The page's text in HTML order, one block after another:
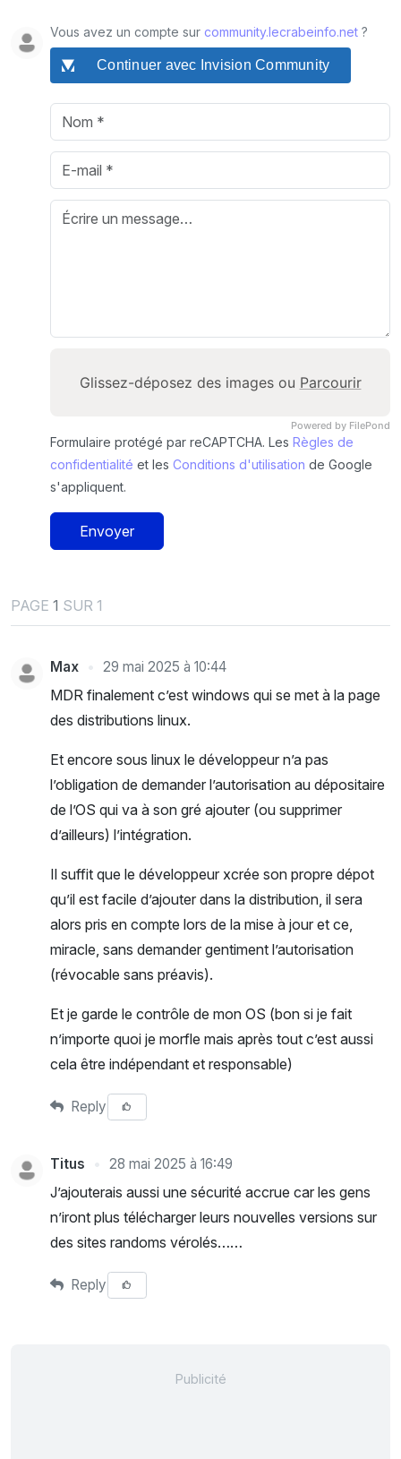
Vous avez un compte sur community.lecrabeinfo.net ?
Continuer avec Invision Community
Powered by FilePond
Glissez-déposez des images ou Parcourir
Formulaire protégé par reCAPTCHA. Les Règles de
confidentialité et les Conditions d'utilisation de Google
s'appliquent.
Envoyer
PAGE 1 SUR 1
Max 29 mai 2025 à 10:44
MDR finalement c’est windows qui se met à la page
des distributions linux.
Et encore sous linux le développeur n’a pas
l’obligation de demander l’autorisation au dépositaire
de l’OS qui va à son gré ajouter (ou supprimer
d’ailleurs) l’intégration.
Il suffit que le développeur xcrée son propre dépot
qu’il est facile d’ajouter dans la distribution, il sera
alors pris en compte lors de la mise à jour et ce,
miracle, sans demander gentiment l’autorisation
(révocable sans préavis).
Et je garde le contrôle de mon OS (bon si je fait
n’importe quoi je morfle mais après tout c’est aussi
cela être indépendant et responsable)
Reply
Titus 28 mai 2025 à 16:49
J’ajouterais aussi une sécurité accrue car les gens
n’iront plus télécharger leurs nouvelles versions sur
des sites randoms vérolés……
Reply